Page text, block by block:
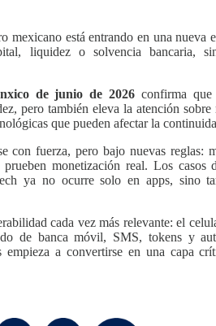
mexicano está entrando en una nueva
liquidez o solvencia bancaria,
de junio de 2026 confirma
pero también eleva la atención sobre
que pueden afectar la
con fuerza, pero bajo nuevas reglas:
monetización real. Los casos
ya no ocurre solo en apps, sino
cada vez más relevante: el
de banca móvil, SMS, tokens y
empieza a convertirse en una capa